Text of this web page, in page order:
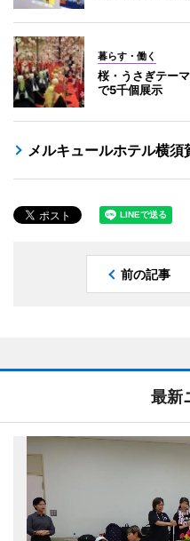
暮らす・働く
桜・うさぎテー
で5千個展示
メルキュールホテル横
前の記事
最新